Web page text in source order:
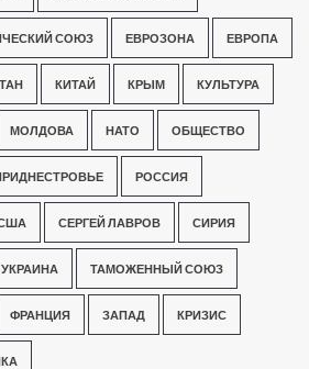
СОЮЗ ЕВРОЗОНА ЕВРОПА
КИТАЙ КРЫМ КУЛЬТУРА
МОЛДОВА НАТО ОБЩЕСТВО
РОССИЯ
СЕРГЕЙ ЛАВРОВ СИРИЯ
ТАМОЖЕННЫЙ СОЮЗ
ФРАНЦИЯ ЗАПАД КРИЗИС